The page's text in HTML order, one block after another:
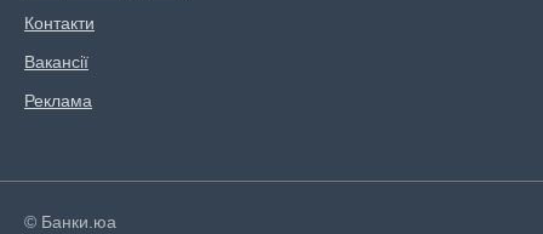
Контакти
Вакансії
Реклама
© Банки.юа